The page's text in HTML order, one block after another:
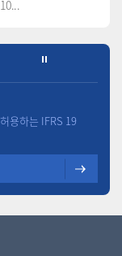
용하는 IFRS 19